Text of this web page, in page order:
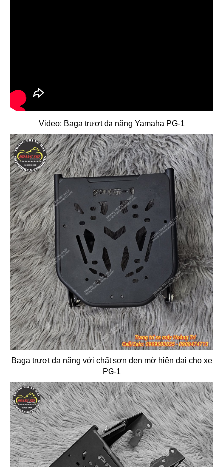
Video: Baga trượt đa năng Yamaha PG-1
Baga trượt đa năng với chất sơn đen mờ hiện đại cho xe
PG-1